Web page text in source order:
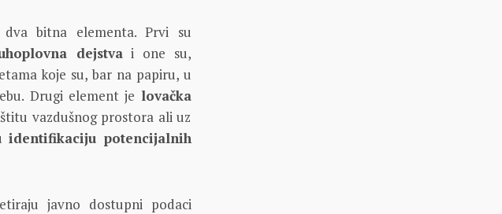
bitna elementa. Prvi su
dejstvai one su,
koje su, bar na papiru, u
Drugi element je lovačka
vazdušnog prostora ali uz
identifikaciju potencijalnih
javno dostupni podaci